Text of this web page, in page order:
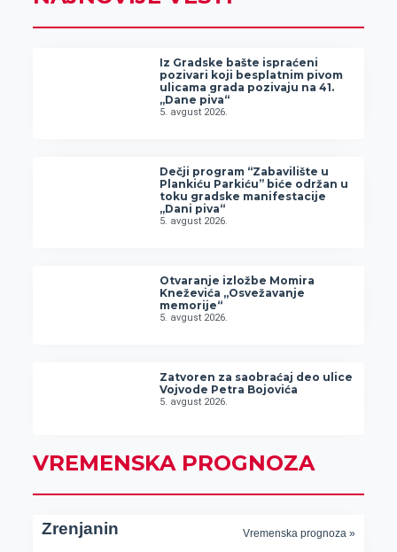
Iz Gradske bašte ispraćeni
pozivari koji besplatnim pivom
ulicama grada pozivaju na 41.
„Dane piva“
5. avgust 2026.
Dečji program “Zabavilište u
Plankiću Parkiću” biće održan u
toku gradske manifestacije
„Dani piva“
5. avgust 2026.
Otvaranje izložbe Momira
Kneževića „Osvežavanje
memorije“
5. avgust 2026.
Zatvoren za saobraćaj deo ulice
Vojvode Petra Bojovića
5. avgust 2026.
VREMENSKA PROGNOZA